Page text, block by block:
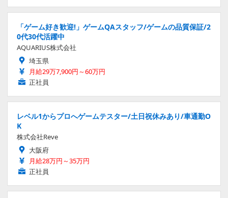
「ゲーム好き歓迎!」ゲームQAスタッフ/ゲームの品質保証/2
0代30代活躍中
AQUARIUS株式会社
埼玉県
月給29万7,900円～60万円
正社員
レベル1からプロへゲームテスター/土日祝休みあり/車通勤O
K
株式会社Reve
大阪府
月給28万円～35万円
正社員